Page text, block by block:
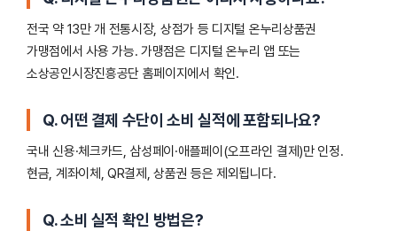
전국 약 13만 개 전통시장, 상점가 등 디지털 온누리상품권
가맹점에서 사용 가능. 가맹점은 디지털 온누리 앱 또는
소상공인시장진흥공단 홈페이지에서 확인.
Q. 어떤 결제 수단이 소비 실적에 포함되나요?
국내 신용·체크카드, 삼성페이·애플페이(오프라인 결제)만 인정.
현금, 계좌이체, QR결제, 상품권 등은 제외됩니다.
Q. 소비 실적 확인 방법은?